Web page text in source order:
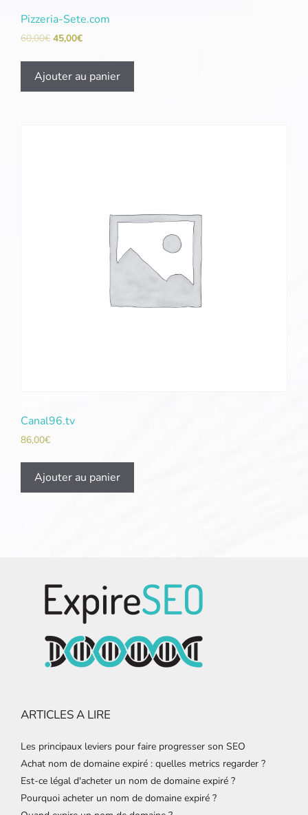
Pizzeria-Sete.com
60,00€ 45,00€
Ajouter au panier
Canal96.tv
86,00€
Ajouter au panier
ARTICLES A LIRE
Les principaux leviers pour faire progresser son SEO
Achat nom de domaine expiré : quelles metrics regarder ?
Est-ce légal d'acheter un nom de domaine expiré ?
Pourquoi acheter un nom de domaine expiré ?